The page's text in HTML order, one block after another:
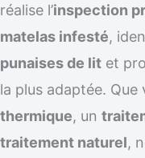
réalise l’inspection
matelas infesté,
punaises de lit et
la plus adaptée.
thermique, un
traitement naturel,